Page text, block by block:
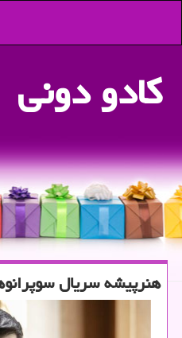
كادو دونی
هنرپیشه سریال